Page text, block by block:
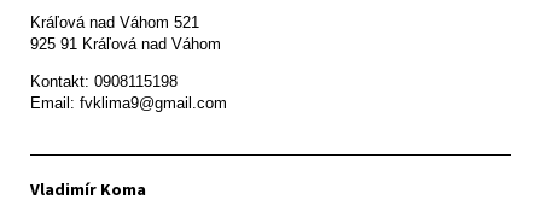
Kráľová nad Váhom 521
Kontakt: 0908115198
Email: fvklima9@gmail.com
Vladimír Koma